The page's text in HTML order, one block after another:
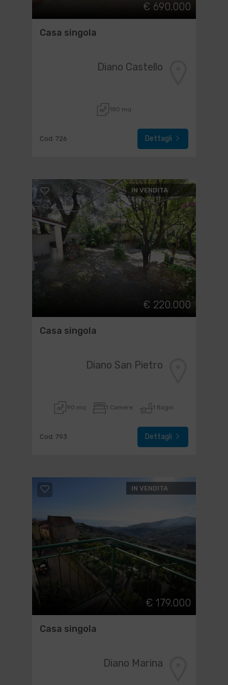
€ 690.000
Casa singola
Diano Castello
180 mq
Cod. 726 Dettagli
IN VENDITA
€ 220.000
Casa singola
Diano San Pietro
90 mq 1 Camere 1 Bagni
Cod. 793 Dettagli
IN VENDITA
€ 179.000
Casa singola
Diano Marina